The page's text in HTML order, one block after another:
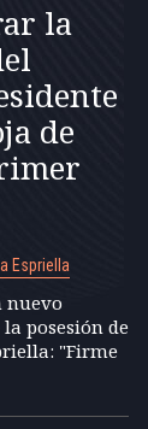
la
de
Espriella
nuevo
posesión de
"Firme